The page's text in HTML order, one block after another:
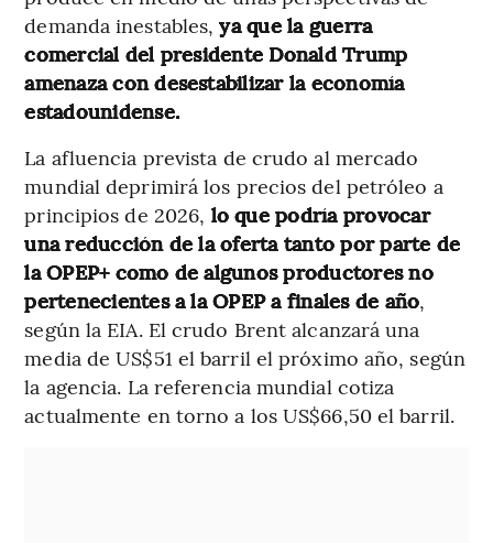
demanda inestables,ya que la guerra
comercial del presidente Donald Trump
amenaza con desestabilizar la economía
estadounidense.
La afluencia prevista de crudo al mercado
mundial deprimirá los precios del petróleo a
principios de 2026, lo que podría provocar
una reducción de la oferta tanto por parte de
la OPEP+ como de algunos productores no
pertenecientes a la OPEP a finales de año,
según la EIA. El crudo Brent alcanzará una
media de US$51 el barril el próximo año, según
la agencia. La referencia mundial cotiza
actualmente en torno a los US$66,50 el barril.